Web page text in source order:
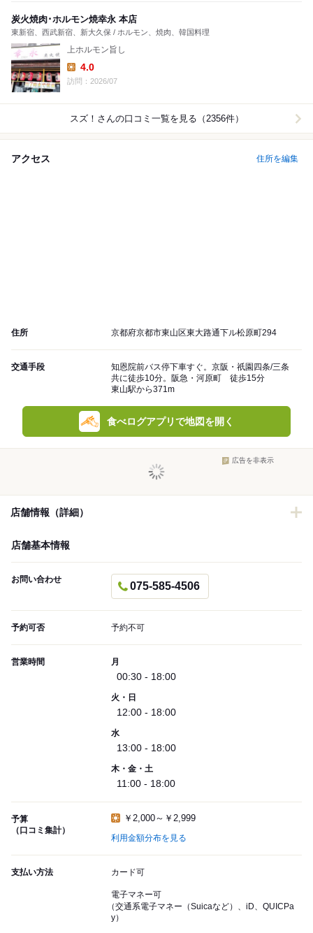
炭火焼肉･ホルモン焼幸永 本店
東新宿、西武新宿、新大久保 / ホルモン、焼肉、韓国料理
上ホルモン旨し
Lunch:
4.0
訪問：2026/07
スズ！ さんの口コミ一覧を見る（2356件）
アクセス 住所を編集
住所 京都府京都市東山区東大路通下ル松原町294
交通手段
知恩院前バス停下車すぐ。京阪・祇園四条/三条
共に徒歩10分。阪急・河原町 徒歩15分
東山駅から371m
食べログアプリで地図を開く
広告を非表示
店舗情報（詳細）
店舗基本情報
お問い合わせ
075-585-4506
予約可否 予約不可
営業時間 月
00:30 - 18:00
火・日
12:00 - 18:00
水
13:00 - 18:00
木・金・土
11:00 - 18:00
予算
（口コミ集計）
￥2,000～￥2,999
利用金額分布を見る
支払い方法 カード可
電子マネー可
（交通系電子マネー（Suicaなど）、iD、QUICPa
y）